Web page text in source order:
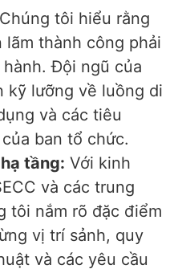
Chúng tôi hiểu rằng
thành công phải
Đội ngũ của
kỹ lưỡng về luồng di
và các tiêu
ban tổ chức.
tầng: Với kinh
và các trung
tôi nắm rõ đặc điểm
vị trí sảnh, quy
và các yêu cầu